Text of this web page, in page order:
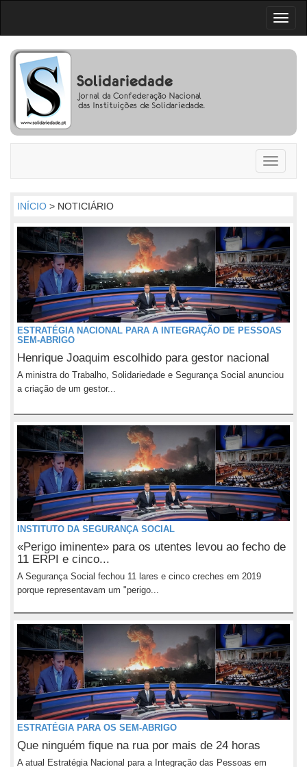
Toggle
INÍCIO > NOTICIÁRIO
ESTRATÉGIA NACIONAL PARA A INTEGRAÇÃO DE PESSOAS
SEM-ABRIGO
Henrique Joaquim escolhido para gestor nacional
A ministra do Trabalho, Solidariedade e Segurança Social anunciou
a criação de um gestor...
INSTITUTO DA SEGURANÇA SOCIAL
«Perigo iminente» para os utentes levou ao fecho de
11 ERPI e cinco...
A Segurança Social fechou 11 lares e cinco creches em 2019
porque representavam um "perigo...
ESTRATÉGIA PARA OS SEM-ABRIGO
Que ninguém fique na rua por mais de 24 horas
A atual Estratégia Nacional para a Integração das Pessoas em